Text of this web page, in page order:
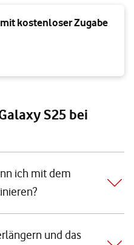
kostenloser Zugabe
S25 bei
ich mit dem
und das